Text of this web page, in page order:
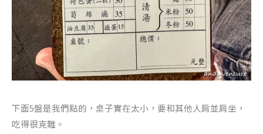
下面5盤是我們點的，桌子實在太小，要和其他人肩並肩坐，
吃得很克難。